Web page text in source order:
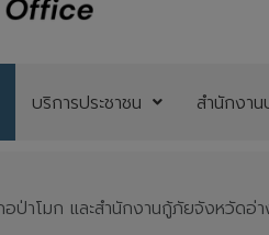
บริการประชาชน สำนักงา
าโมก และสำนักงานกู้ภัยจังหวัดอ่